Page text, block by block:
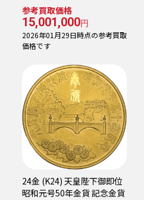
参考買取価格
15,001,000円
2026年01月29日時点の参考買取
価格です
24金 (K24) 天皇陛下御即位
昭和元号50年金貨 記念金貨